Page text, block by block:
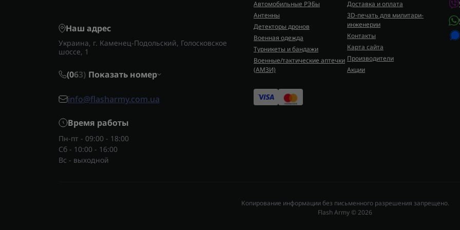
приятный отдых. А если вы
понадобится правильно
нарезать овощи или фрукты на
Где приобрести пляжный
Если вы ищете качественное
Наш адрес
Украина, г. Каменец-Подольский, Голосковское
шоссе, 1
(063) Показать номер
info@flasharmy.com.ua
Время работы
Пн-пт - 09:00 - 18:00
Сб - 10:00 - 16:00
Вс - выходной
Автомобильные РЭБы
Антенны
Детекторы дронов
Военная одежда
Турникеты и бандажи
Военные/тактические аптечки
(AMЗИ)
Доставка и оплата
3D-печать для милитари-
инженерии
Контакты
Карта сайта
Производители
Акции
Копирование информации без письменного разрешения запрещено.
Flash Army © 2026